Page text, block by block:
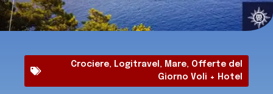
Crociere, Logitravel , Mare, Offerte del
Giorno Voli + Hotel